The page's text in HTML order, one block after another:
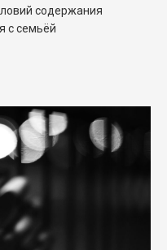
содержания
с семьёй